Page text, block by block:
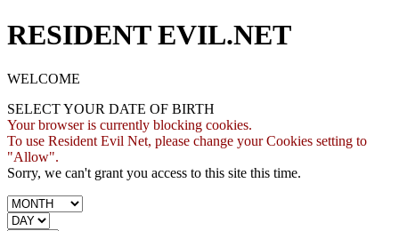
RESIDENT EVIL.NET
WELCOME
SELECT YOUR DATE OF BIRTH
Your browser is currently blocking cookies.
To use Resident Evil Net, please change your Cookies setting to
"Allow".
Sorry, we can't grant you access to this site this time.